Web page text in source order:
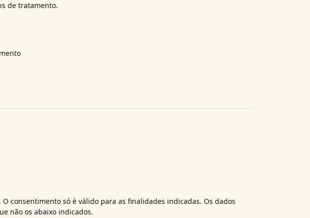
de tratamento.
consentimento só é válido para as finalidades indicadas. Os dados
não os abaixo indicados.